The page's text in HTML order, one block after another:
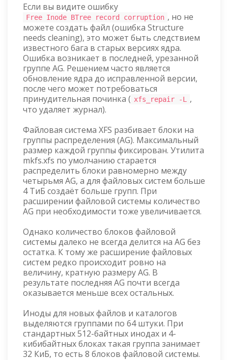
Если вы видите ошибку
Free Inode BTree record corruption , но не
можете создать файл (ошибка Structure
needs cleaning), это может быть следствием
известного бага в старых версиях ядра.
Ошибка возникает в последней, урезанной
группе AG. Решением часто является
обновление ядра до исправленной версии,
после чего может потребоваться
принудительная починка ( xfs_repair -L
,
что удаляет журнал).
Файловая система XFS разбивает блоки на
группы распределения (AG). Максимальный
размер каждой группы фиксирован. Утилита
mkfs.xfs по умолчанию старается
распределить блоки равномерно между
четырьмя AG, а для файловых систем больше
4 ТиБ создаёт больше групп. При
расширении файловой системы количество
AG при необходимости тоже увеличивается.
Однако количество блоков файловой
системы далеко не всегда делится на AG без
остатка. К тому же расширение файловых
систем редко происходит ровно на
величину, кратную размеру AG. В
результате последняя AG почти всегда
оказывается меньше всех остальных.
Иноды для новых файлов и каталогов
выделяются группами по 64 штуки. При
стандартных 512-байтных инодах и 4-
кибибайтных блоках такая группа занимает
32 КиБ, то есть 8 блоков файловой системы.